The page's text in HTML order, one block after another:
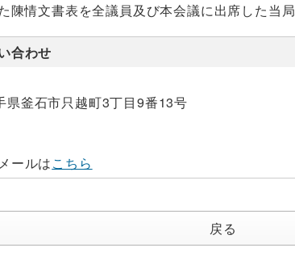
陳情文書表を全議員及び本会議に出席した当
合わせ
県釜石市只越町3丁目9番13号
ールはこちら
戻る